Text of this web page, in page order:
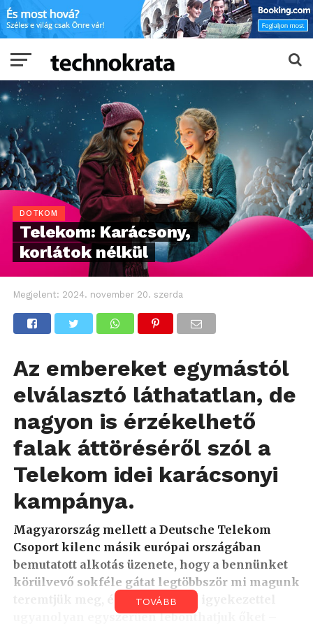
DOTKOM
Telekom: Karácsony,
korlátok nélkül
Megjelent: 2024. november 20. szerda
Az embereket egymástól
elválasztó láthatatlan, de
nagyon is érzékelhető
falak áttöréséről szól a
Telekom idei karácsonyi
kampánya.
Magyarország mellett a Deutsche Telekom
Csoport kilenc másik európai országában
bemutatott alkotás üzenete, hogy a bennünket
körülvevő sokféle gátat legtöbbször mi magunk
teremtjük meg, és hogy tudatos igyekezettel
ugyanolyan egyszerűen lebonthatjuk őket –
TOVÁBB